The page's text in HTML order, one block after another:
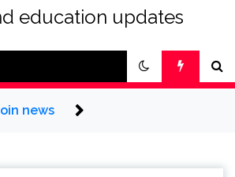
education updates
news